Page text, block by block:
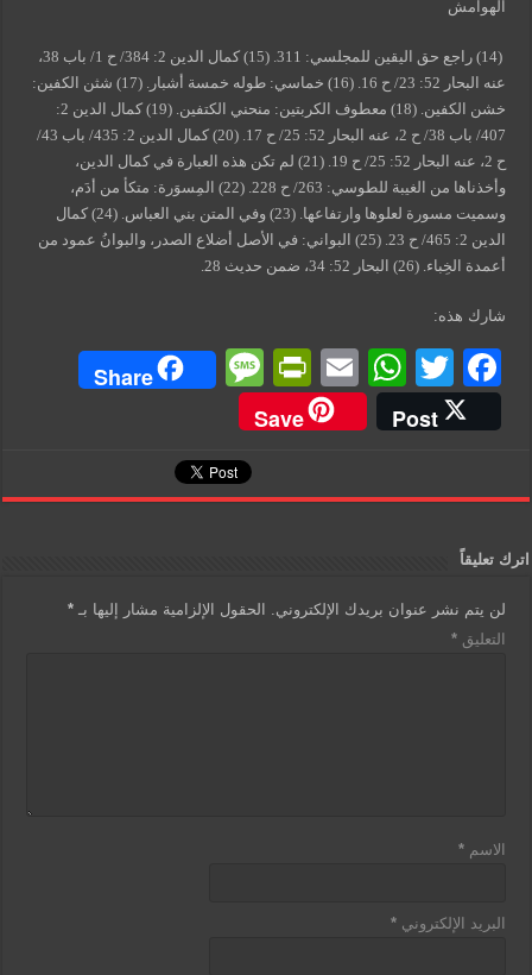
الهوامش
(14) راجع حق اليقين للمجلسي: 311. (15) كمال الدين 2: 384/ ح 1/ باب 38،
عنه البحار 52: 23/ ح 16. (16) خماسي: طوله خمسة أشبار. (17) شثن الكفين:
خشن الكفين. (18) معطوف الكربتين: منحني الكتفين. (19) كمال الدين 2:
407/ باب 38/ ح 2، عنه البحار 52: 25/ ح 17. (20) كمال الدين 2: 435/ باب 43/
ح 2، عنه البحار 52: 25/ ح 19. (21) لم تكن هذه العبارة في كمال الدين،
وأخذناها من الغيبة للطوسي: 263/ ح 228. (22) المِسوَرة: متكأ من أدَم،
وسميت مسورة لعلوها وارتفاعها. (23) وفي المتن بني العباس. (24) كمال
الدين 2: 465/ ح 23. (25) البواني: في الأصل أضلاع الصدر، والبوانُ عمود من
أعمدة الخِباء. (26) البحار 52: 34، ضمن حديث 28.
شارك هذه:
F
a
c
o
o
k
T
wi
tt
W
h
at
p
E
m
ail
Pr
in
tF
ri
dl
M
a
Share
Post
Save
اترك تعليقاً
لن يتم نشر عنوان بريدك الإلكتروني. الحقول الإلزامية مشار إليها بـ*
التعليق*
الاسم*
البريد الإلكتروني*